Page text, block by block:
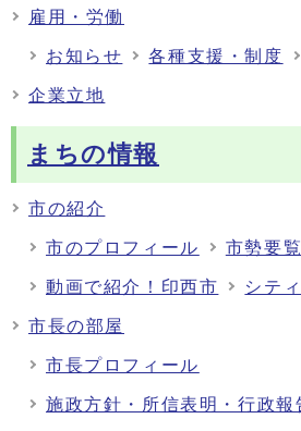
雇用・労働
お知らせ 各種支援・制度
企業立地
まちの情報
市の紹介
市のプロフィール 市勢要
動画で紹介！印西市 シテ
市長の部屋
市長プロフィール
施政方針・所信表明・行政報